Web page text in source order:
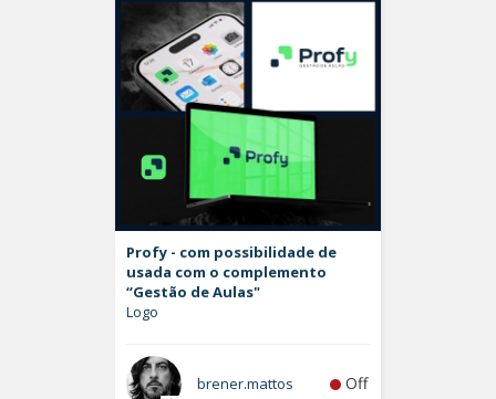
Profy - com possibilidade de
usada com o complemento
“Gestão de Aulas"
Logo
brener.mattos Off